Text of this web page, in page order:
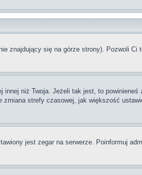
znajdujący się na górze strony). Pozwoli Ci
niż Twoja. Jeżeli tak jest, to powinieneś
strefy czasowej, jak większość
jest zegar na serwerze. Poinformuj